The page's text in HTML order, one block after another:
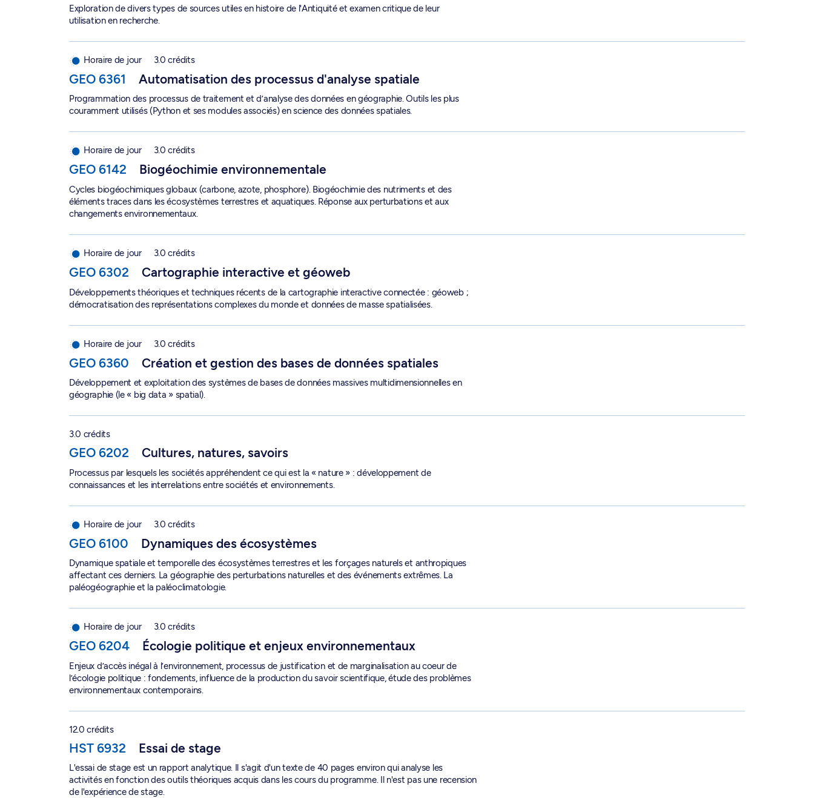
Exploration de divers types de sources utiles en histoire de l'Antiquité et examen critique de leur
utilisation en recherche.
Horaire de jour 3.0 crédits
GEO 6361 Automatisation des processus d'analyse spatiale
Programmation des processus de traitement et d’analyse des données en géographie. Outils les plus
couramment utilisés (Python et ses modules associés) en science des données spatiales.
Horaire de jour 3.0 crédits
GEO 6142 Biogéochimie environnementale
Cycles biogéochimiques globaux (carbone, azote, phosphore). Biogéochimie des nutriments et des
éléments traces dans les écosystèmes terrestres et aquatiques. Réponse aux perturbations et aux
changements environnementaux.
Horaire de jour 3.0 crédits
GEO 6302 Cartographie interactive et géoweb
Développements théoriques et techniques récents de la cartographie interactive connectée : géoweb ;
démocratisation des représentations complexes du monde et données de masse spatialisées.
Horaire de jour 3.0 crédits
GEO 6360 Création et gestion des bases de données spatiales
Développement et exploitation des systèmes de bases de données massives multidimensionnelles en
géographie (le « big data » spatial).
3.0 crédits
GEO 6202 Cultures, natures, savoirs
Processus par lesquels les sociétés appréhendent ce qui est la « nature » : développement de
connaissances et les interrelations entre sociétés et environnements.
Horaire de jour 3.0 crédits
GEO 6100 Dynamiques des écosystèmes
Dynamique spatiale et temporelle des écosystèmes terrestres et les forçages naturels et anthropiques
affectant ces derniers. La géographie des perturbations naturelles et des événements extrêmes. La
paléogéographie et la paléoclimatologie.
Horaire de jour 3.0 crédits
GEO 6204 Écologie politique et enjeux environnementaux
Enjeux d’accès inégal à l’environnement, processus de justification et de marginalisation au coeur de
l’écologie politique : fondements, influence de la production du savoir scientifique, étude des problèmes
environnementaux contemporains.
12.0 crédits
HST 6932 Essai de stage
L'essai de stage est un rapport analytique. Il s'agit d'un texte de 40 pages environ qui analyse les
activités en fonction des outils théoriques acquis dans les cours du programme. Il n'est pas une recension
de l'expérience de stage.